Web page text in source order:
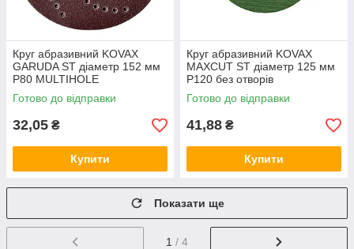
Круг абразивний KOVAX
GARUDA ST діаметр 152 мм
Р80 MULTIHOLE
Готово до відправки
32,05 ₴
Купити
Круг абразивний KOVAX
MAXCUT ST діаметр 125 мм
P120 без отворів
Готово до відправки
41,88 ₴
Купити
Показати ще
1 / 4